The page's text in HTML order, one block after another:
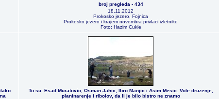
broj pregleda - 434
18.11.2012
Prokosko jezero, Fojnica
Prokosko jezero i krajem novembra privlaci izletnike
Foto: Hazim Cukle
To su: Esad Muratovic, Osman Jahic, Ibro Manjic i Asim Mesic. Vole druzenje,
planinarenje i ribolov, da li je bilo bistro ne znamo